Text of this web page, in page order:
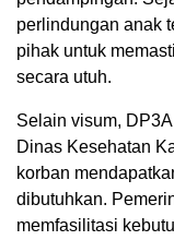
perlindungan anak
pihak untuk
secara utuh.
Selain visum,
Dinas Kesehatan
korban
dibutuhkan.
memfasilitasi